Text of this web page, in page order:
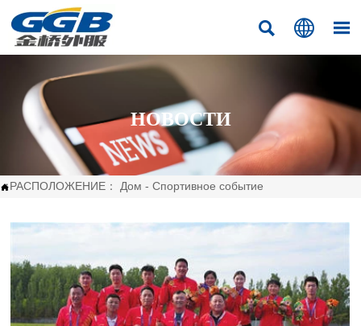
  
НОВОСТИ
РАСПОЛОЖЕНИЕ： Дом - Спортивное событие